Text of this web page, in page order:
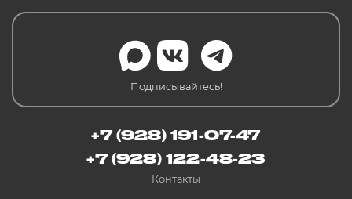
Подписывайтесь!
+7 (928) 191-07-47
+7 (928) 122-48-23
Контакты